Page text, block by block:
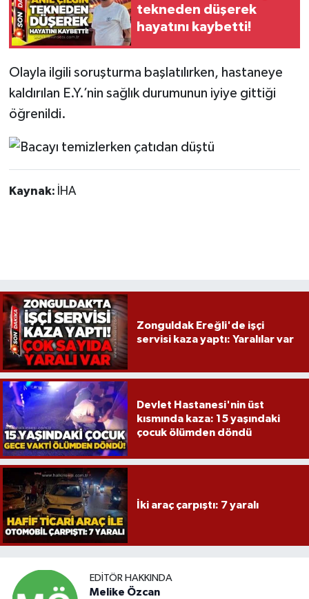
tekneden düşerek
hayatını kaybetti!
Olayla ilgili soruşturma başlatılırken, hastaneye
kaldırılan E.Y.’nin sağlık durumunun iyiye gittiği
öğrenildi.
Kaynak: İHA
Zonguldak Ereğli'de işçi
servisi kaza yaptı: Yaralılar var
Devlet Hastanesi'nin üst
kısmında kaza: 15 yaşındaki
çocuk ölümden döndü
İki araç çarpıştı: 7 yaralı
EDITÖR HAKKINDA
Melike Özcan
Resmi İlan
Sağlık
Ulusal